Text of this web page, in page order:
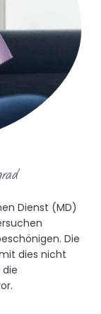
Dienst (MD)
Die
dies nicht